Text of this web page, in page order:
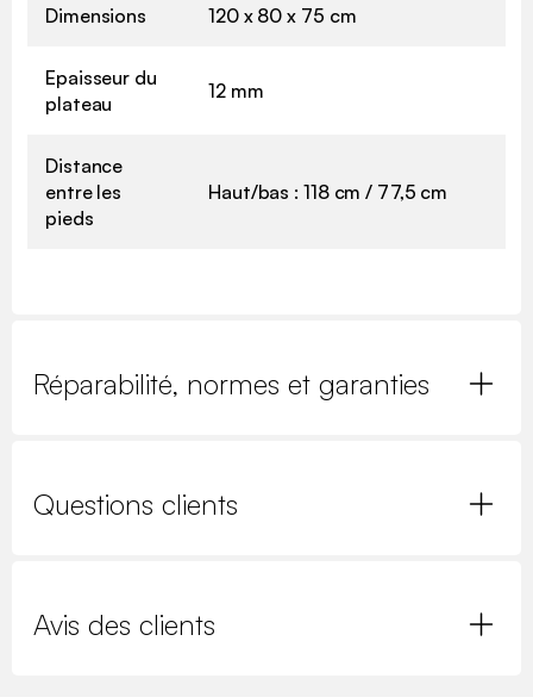
Dimensions 120 x 80 x 75 cm
Epaisseur du
plateau
12 mm
Distance
entre les
pieds
Haut/bas : 118 cm / 77,5 cm
Réparabilité, normes et garanties
Questions clients
Avis des clients